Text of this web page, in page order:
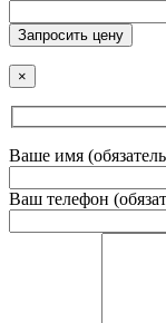
Запросить цену
×
Ваше имя
Ваш телефон